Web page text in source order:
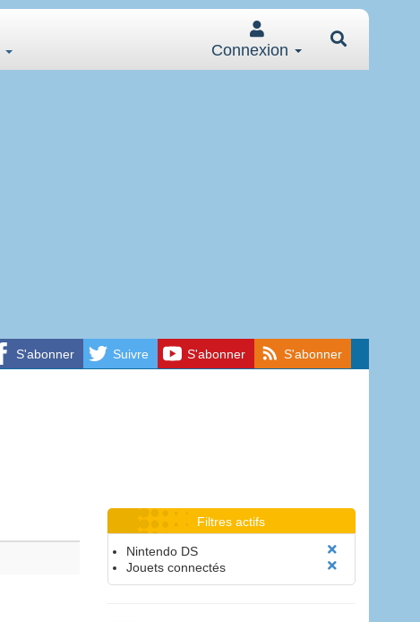
Connexion
S'abonner Suivre S'abonner S'abonner
Filtres actifs
Nintendo DS
Jouets connectés